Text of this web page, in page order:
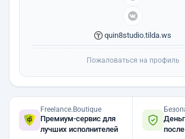
quin8studio.tilda.ws
Пожаловаться на профиль
Freelance.Boutique
Премиум-сервис для
лучших исполнителей